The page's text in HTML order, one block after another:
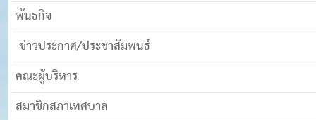
พันธกิจ
ข่าวประกาศ/ประชาสัมพนธ์
คณะผู้บริหาร
สมาชิกสภาเทศบาล